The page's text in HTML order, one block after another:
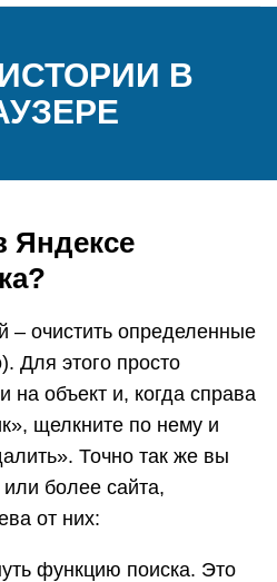
В
Яндексе
– очистить определенные
Для этого просто
на объект и, когда справа
щелкните по нему и
Точно так же вы
более сайта,
от них:
функцию поиска. Это